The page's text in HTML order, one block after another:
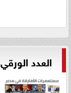
العدد الورقي